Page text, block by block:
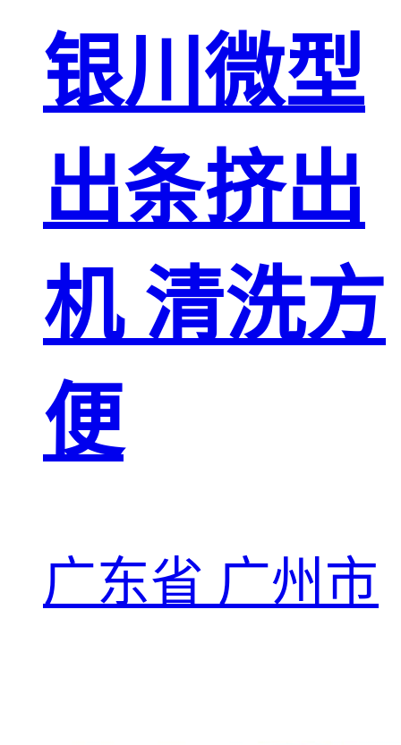
银川微型
出条挤出
机 清洗方
便
广东省 广州市